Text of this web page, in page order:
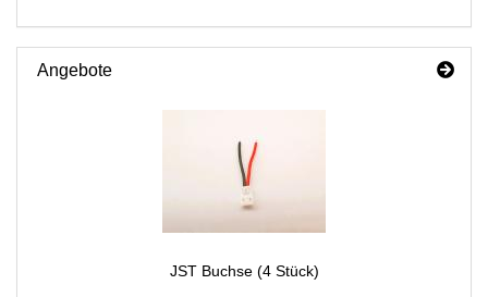
Angebote
JST Buchse (4 Stück)